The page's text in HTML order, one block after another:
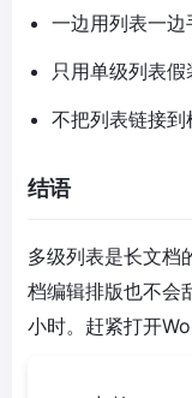
一边用列表一
只用单级列表
不把列表链接
结语
多级列表是长文档
档编辑排版也不会
小时。赶紧打开